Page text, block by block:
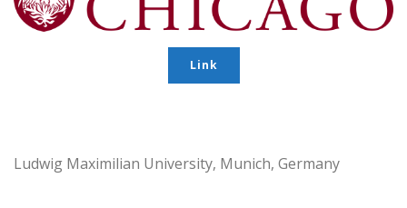
Link
Ludwig Maximilian University, Munich, Germany